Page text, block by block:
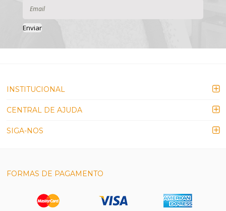
Enviar
INSTITUCIONAL
CENTRAL DE AJUDA
SIGA-NOS
FORMAS DE PAGAMENTO